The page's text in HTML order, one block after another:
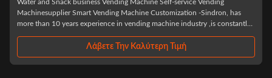
Snack business Vending Machine Self-service Vending
Smart Vending Machine Customization -Sindron, has
10 years experience in vending machine industry ,is constantly
Λάβετε Την Καλύτερη Τιμή
Sindron – A
than 10 years